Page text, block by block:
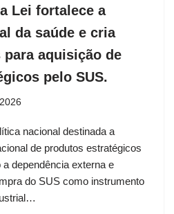
Lei fortalece a
da saúde e cria
aquisição de
pelo SUS.
nacional destinada a
de produtos estratégicos
dependência externa e
do SUS como instrumento